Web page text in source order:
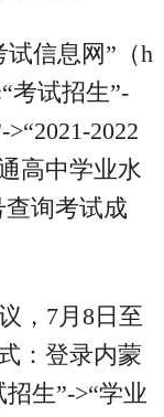
信息网”（h
考试招生”-
2022
高中学业水
询考试成
，7月8日至
：登录内蒙
生”->“学业